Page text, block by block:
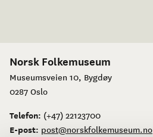
Norsk Folkemuseum
Museumsveien 10, Bygdøy
0287 Oslo
Telefon: (+47) 22123700
E-post: post@norskfolkemuseum.no